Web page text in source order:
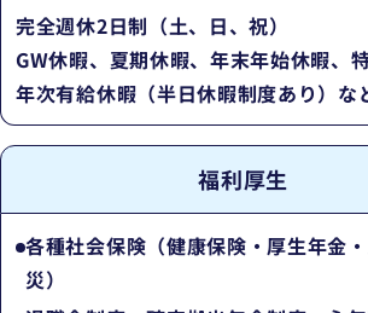
完全週休2日制（土、日、祝）
GW休暇、夏期休暇、年末年始休暇、特
年次有給休暇（半日休暇制度あり）な
福利厚生
各種社会保険（健康保険・厚生年金
災）